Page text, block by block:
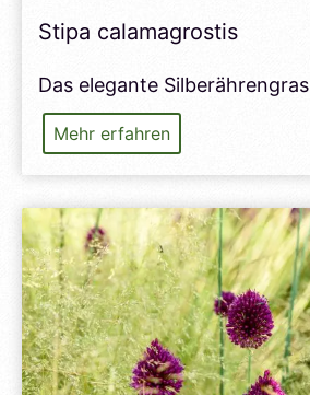
Stipa calamagrostis
Das elegante Silberährengras
Mehr erfahrenStipa
calamagrostis